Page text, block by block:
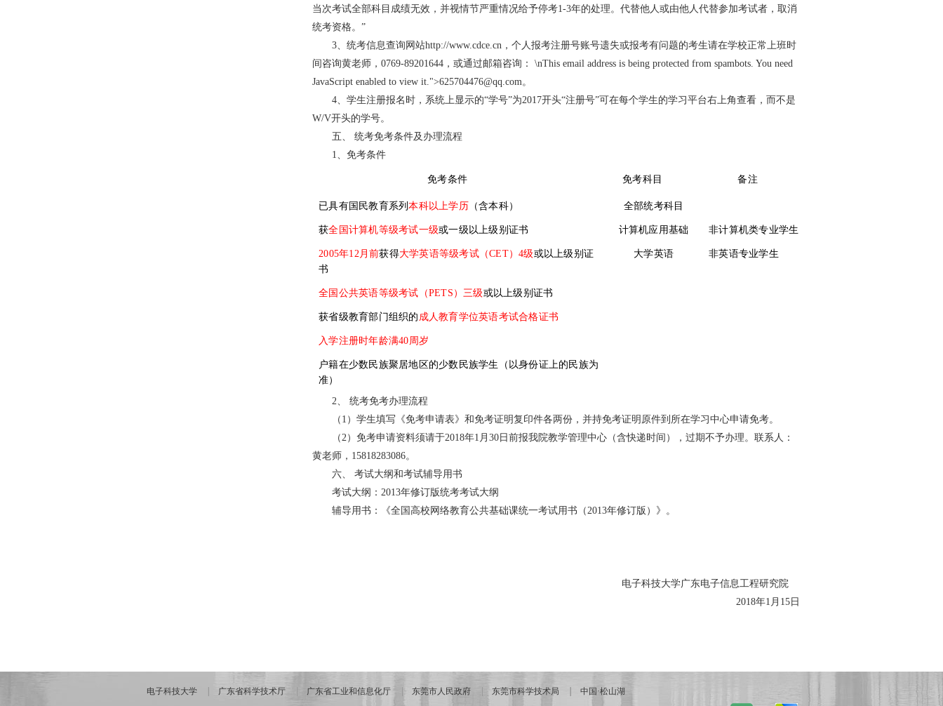
当次考试全部科目成绩无效，并视情节严重情况给予停考1-3年的处理。代替他人或由他人代替参加考试者，取消
统考资格。”
3、统考信息查询网站http://www.cdce.cn，个人报考注册号账号遗失或报考有问题的考生请在学校正常上班时
间咨询黄老师，0769-89201644，或通过邮箱咨询：
\nThis email address is being protected from spambots. You need
JavaScript enabled to view it.">625704476@qq.com。
4、学生注册报名时，系统上显示的“学号”为2017开头“注册号”可在每个学生的学习平台右上角查看，而不是
W/V开头的学号。
五、 统考免考条件及办理流程
1、免考条件
免考条件 免考科目 备注
已具有国民教育系列本科以上学历 （含本科） 全部统考科目
获全国计算机等级考试一级或一级以上级别证书 计算机应用基础 非计算机类专业学生
2005年12月前获得大学英语等级考试（CET）4级或以上级别证
书
大学英语 非英语专业学生
全国公共英语等级考试（PETS）三级或以上级别证书
获省级教育部门组织的 成人教育学位英语考试合格证书
入学注册时年龄满40周岁
户籍在少数民族聚居地区的少数民族学生（以身份证上的民族为
准）
2、 统考免考办理流程
（1）学生填写《免考申请表》和免考证明复印件各两份，并持免考证明原件到所在学习中心申请免考。
（2）免考申请资料须请于2018年1月30日前报我院教学管理中心（含快递时间），过期不予办理。联系人：
黄老师，15818283086。
六、 考试大纲和考试辅导用书
考试大纲：2013年修订版统考考试大纲
辅导用书：《全国高校网络教育公共基础课统一考试用书（2013年修订版）》。
电子科技大学广东电子信息工程研究院
2018年1月15日
电子科技大学 广东省科学技术厅 广东省工业和信息化厅 东莞市人民政府 东莞市科学技术局 中国·松山湖